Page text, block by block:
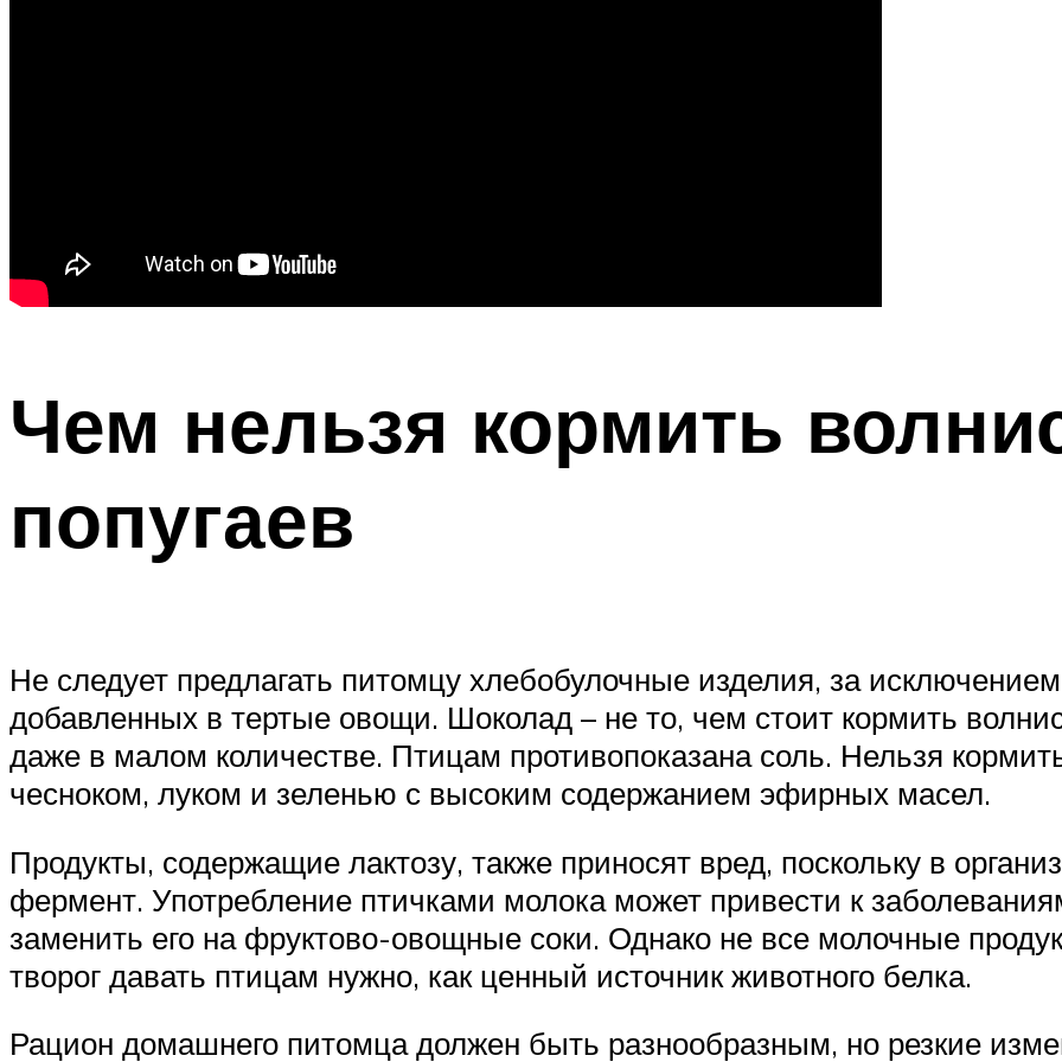
Чем нельзя кормить
попугаев
Не следует предлагать питомцу хлебобулочные изделия, за
добавленных в тертые овощи. Шоколад – не то, чем стоит кормить
даже в малом количестве. Птицам противопоказана соль. Нельзя
чесноком, луком и зеленью с высоким содержанием эфирных масел.
Продукты, содержащие лактозу, также приносят вред, поскольку в
фермент. Употребление птичками молока может привести к
заменить его на фруктово-овощные соки. Однако не все молочные
творог давать птицам нужно, как ценный источник животного белка.
Рацион домашнего питомца должен быть разнообразным, но резкие